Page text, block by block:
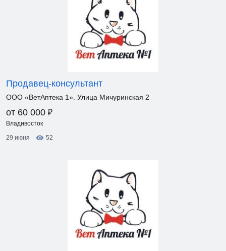
Продавец-консультант
ООО «ВетАптека 1». Улица Мичуринская 2
от 60 000 ₽
Владивосток
29 июня
52